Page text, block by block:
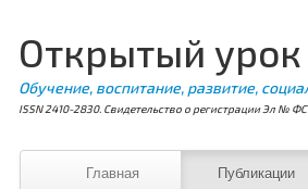
Открытый урок
Обучение, воспитание, развитие,
ISSN 2410-2830. Свидетельство о регистрации Эл №
Главная Публикации